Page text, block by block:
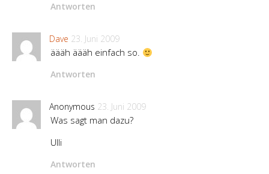
Antworten
Dave 23. Juni 2009
äääh äääh einfach so.
Antworten
Anonymous 23. Juni 2009
Was sagt man dazu?
Ulli
Antworten